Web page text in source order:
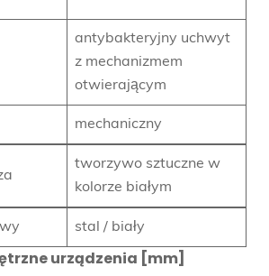
antybakteryjny uchwyt
z mechanizmem
otwierającym
mechaniczny
tworzywo sztuczne w
kolorze białym
stal / biały
urządzenia [mm]